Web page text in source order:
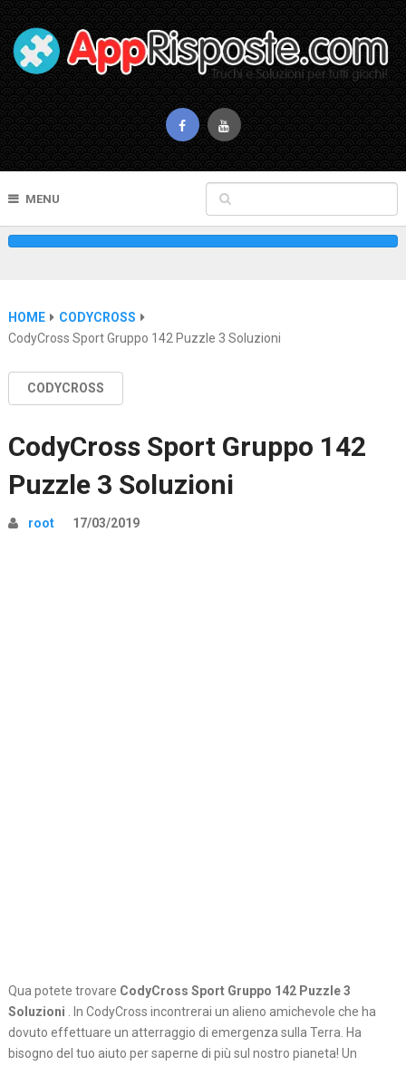
MENU
HOME
CODYCROSS
CodyCross Sport Gruppo 142 Puzzle 3 Soluzioni
CODYCROSS
CodyCross Sport Gruppo 142
Puzzle 3 Soluzioni
root 17/03/2019
Qua potete trovare CodyCross Sport Gruppo 142 Puzzle 3
Soluzioni . In CodyCross incontrerai un alieno amichevole che ha
dovuto effettuare un atterraggio di emergenza sulla Terra. Ha
bisogno del tuo aiuto per saperne di più sul nostro pianeta! Un